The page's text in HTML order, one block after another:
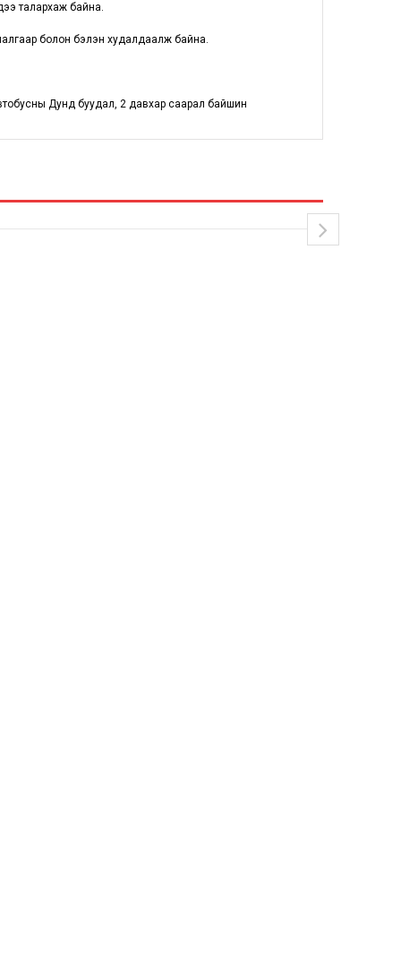
талархаж байна.
болон бэлэн худалдаалж байна.
Дунд буудал, 2 давхар саарал байшин